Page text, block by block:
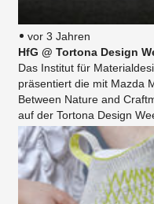
vor 3 Jahren
HfG @ Tortona Design
Das Institut für
präsentiert die mit Mazda
Between Nature and
auf der Tortona Design